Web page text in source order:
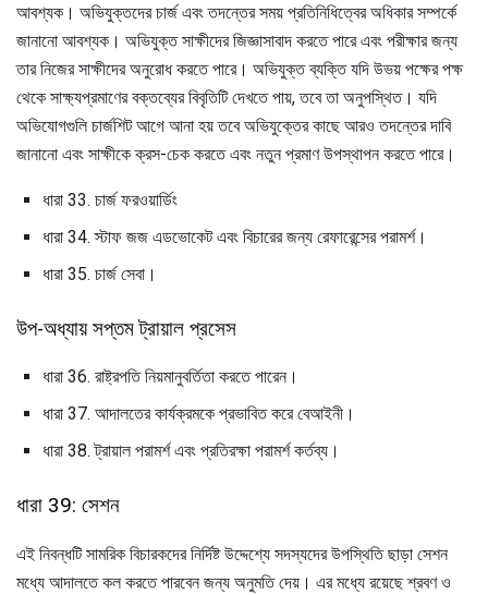
আবশ্যক। অভিযুক্তদের চার্জ এবং তদন্তের সময় প্রতিনিধিত্বের অধিকার সম্পর্কে
জানানো আবশ্যক। অভিযুক্ত সাক্ষীদের জিজ্ঞাসাবাদ করতে পারে এবং পরীক্ষার জন্য
তার নিজের সাক্ষীদের অনুরোধ করতে পারে। অভিযুক্ত ব্যক্তি যদি উভয় পক্ষের পক্ষ
থেকে সাক্ষ্যপ্রমাণের বক্তব্যের বিবৃতিটি দেখতে পায়, তবে তা অনুপস্থিত। যদি
অভিযোগগুলি চার্জশিট আগে আনা হয় তবে অভিযুক্তের কাছে আরও তদন্তের দাবি
জানানো এবং সাক্ষীকে ক্রস-চেক করতে এবং নতুন প্রমাণ উপস্থাপন করতে পারে।
ধারা 33. চার্জ ফরওয়ার্ডিং
ধারা 34. স্টাফ জজ এডভোকেট এবং বিচারের জন্য রেফারেন্সের পরামর্শ।
ধারা 35. চার্জ সেবা।
উপ-অধ্যায় সপ্তম ট্রায়াল প্রসেস
ধারা 36. রাষ্ট্রপতি নিয়মানুবর্তিতা করতে পারেন।
ধারা 37. আদালতের কার্যক্রমকে প্রভাবিত করে বেআইনী।
ধারা 38. ট্রায়াল পরামর্শ এবং প্রতিরক্ষা পরামর্শ কর্তব্য।
ধারা 39: সেশন
এই নিবন্ধটি সামরিক বিচারকদের নির্দিষ্ট উদ্দেশ্যে সদস্যদের উপস্থিতি ছাড়া সেশন
মধ্যে আদালতে কল করতে পারবেন জন্য অনুমতি দেয়। এর মধ্যে রয়েছে শ্রবণ ও